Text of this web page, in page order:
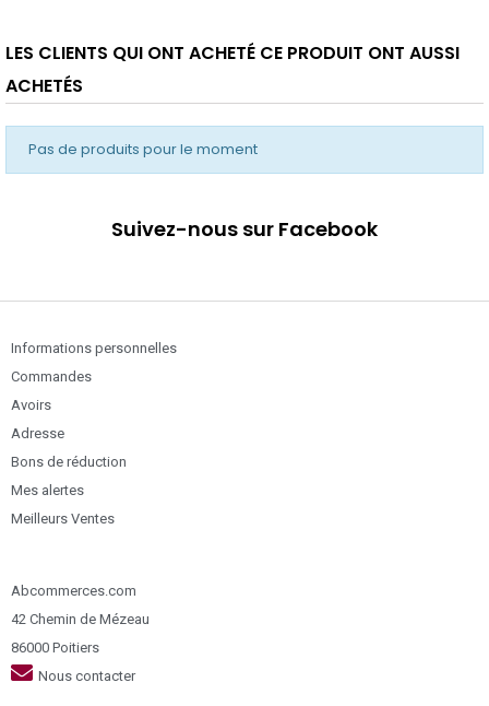
LES CLIENTS QUI ONT ACHETÉ CE PRODUIT ONT AUSSI
ACHETÉS
Pas de produits pour le moment
Suivez-nous sur Facebook
Informations personnelles
Commandes
Avoirs
Adresse
Bons de réduction
Mes alertes
Meilleurs Ventes
Abcommerces.com
42 Chemin de Mézeau
86000 Poitiers
Nous contacter